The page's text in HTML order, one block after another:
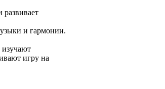
развивает
и гармонии.
изучают
игру на